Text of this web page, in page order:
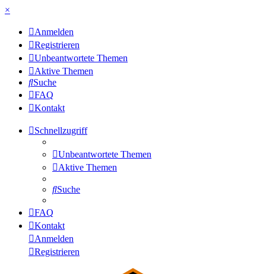
×
Anmelden
Registrieren
Unbeantwortete Themen
Aktive Themen
Suche
FAQ
Kontakt
Schnellzugriff
Unbeantwortete Themen
Aktive Themen
Suche
FAQ
Kontakt
Anmelden
Registrieren